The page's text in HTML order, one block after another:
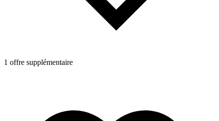
1 offre supplémentaire